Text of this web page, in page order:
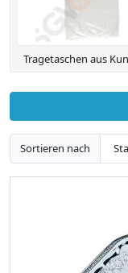
Tragetaschen aus
Sortieren nach